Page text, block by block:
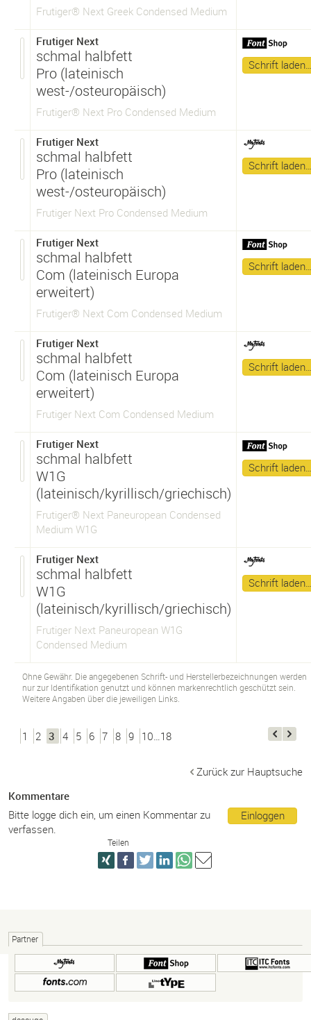
Frutiger® Next Greek Condensed Medium
Frutiger Next
schmal halbfett
Pro (lateinisch
west-/osteuropäisch)
Frutiger® Next Pro Condensed Medium
Schrift
Frutiger Next
schmal halbfett
Pro (lateinisch
west-/osteuropäisch)
Frutiger Next Pro Condensed Medium
Schrift
Frutiger Next
schmal halbfett
Com (lateinisch Europa
erweitert)
Frutiger® Next Com Condensed Medium
Schrift
Frutiger Next
schmal halbfett
Com (lateinisch Europa
erweitert)
Frutiger Next Com Condensed Medium
Schrift
Frutiger Next
schmal halbfett
W1G
(lateinisch/kyrillisch/griechisch)
Frutiger® Next Paneuropean Condensed
Medium W1G
Schrift
Frutiger Next
schmal halbfett
W1G
(lateinisch/kyrillisch/griechisch)
Frutiger Next Paneuropean W1G
Condensed Medium
Schrift
Ohne Gewähr. Die angegebenen Schrift- und Herstellerbezeichnungen werden
nur zur Identifikation genutzt und können markenrechtlich geschützt sein.
Weitere Angaben über die jeweiligen Links.
1 2 3 4 5 6 7 8 9 10…18
Zurück zur Hauptsuche
Kommentare
Einloggen
Bitte logge dich ein, um einen Kommentar zu
verfassen.
Teilen
Partner